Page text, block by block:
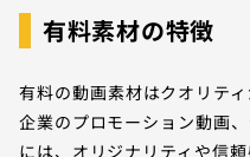
有料素材の特徴
有料の動画素材はクオリテ
企業のプロモーション動画
には、オリジナリティや信